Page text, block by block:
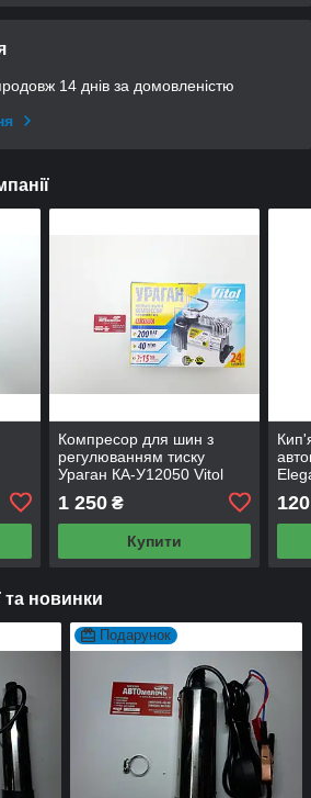
14 днів за домовленістю
Компресор для шин з
регулюванням тиску
Ураган КА-У12050 Vitol
1 250₴
Купити
120
та новинки
Подарунок